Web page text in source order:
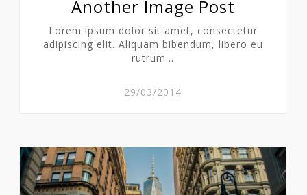
Another Image Post
Lorem ipsum dolor sit amet, consectetur
adipiscing elit. Aliquam bibendum, libero eu
rutrum…
29/03/2014